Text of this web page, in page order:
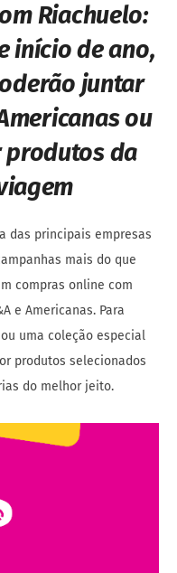
Riachuelo:
início de ano,
juntar
ou
da
das principais empresas
mais do que
compras online com
e Americanas. Para
uma coleção especial
produtos selecionados
do melhor jeito.